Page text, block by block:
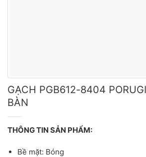
GẠCH PGB612-8404
BÀN
THÔNG TIN SẢN PHẨM:
Bề mặt: Bóng